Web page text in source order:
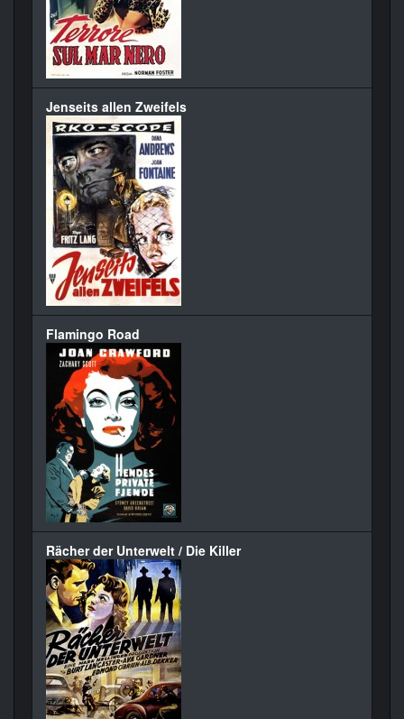
Jenseits allen Zweifels
Flamingo Road
Rächer der Unterwelt / Die Killer